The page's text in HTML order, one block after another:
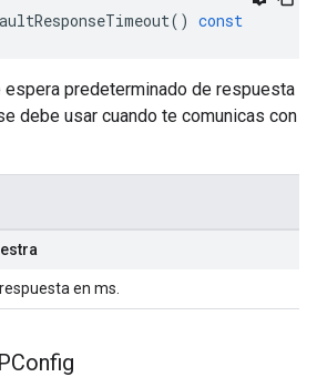
() const
predeterminado de respuesta
debe usar cuando te comunicas con
en ms.